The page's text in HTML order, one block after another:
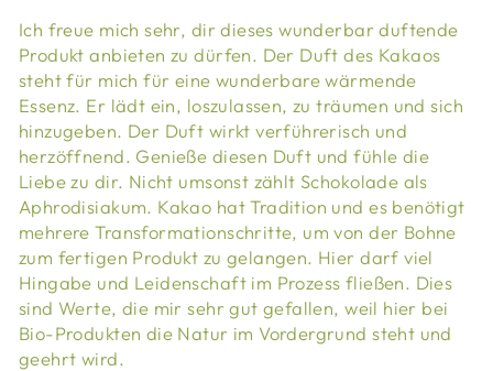
Ich freue mich sehr, dir dieses wunderbar duftende
Produkt anbieten zu dürfen. Der Duft des Kakaos
steht für mich für eine wunderbare wärmende
Essenz. Er lädt ein, loszulassen, zu träumen und sich
hinzugeben. Der Duft wirkt verführerisch und
herzöffnend. Genieße diesen Duft und fühle die
Liebe zu dir. Nicht umsonst zählt Schokolade als
Aphrodisiakum. Kakao hat Tradition und es benötigt
mehrere Transformationschritte, um von der Bohne
zum fertigen Produkt zu gelangen. Hier darf viel
Hingabe und Leidenschaft im Prozess fließen. Dies
sind Werte, die mir sehr gut gefallen, weil hier bei
Bio-Produkten die Natur im Vordergrund steht und
geehrt wird.